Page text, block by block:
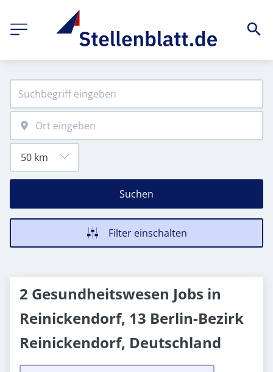
Suchen
Filter einschalten
2 Gesundheitswesen Jobs in
Reinickendorf, 13 Berlin-Bezirk
Reinickendorf, Deutschland